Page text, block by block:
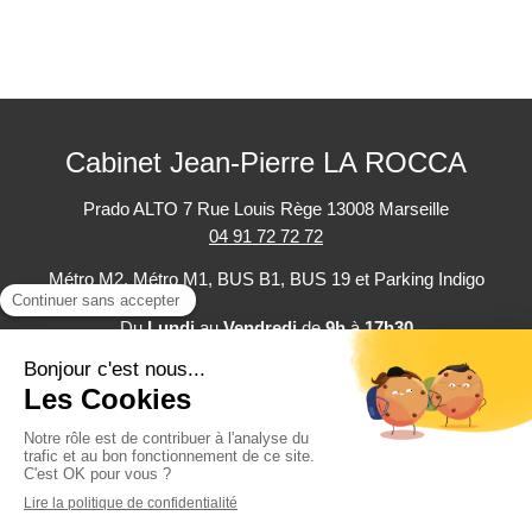
Cabinet Jean-Pierre LA ROCCA
Prado ALTO 7 Rue Louis Rège 13008 Marseille
04 91 72 72 72
Métro M2, Métro M1, BUS B1, BUS 19 et Parking Indigo
DuLundiauVendredide9hà17h30
Politique de confidentialité
©2025 Cabinet Jean-Pierre LA ROCCA - Expertise comptable